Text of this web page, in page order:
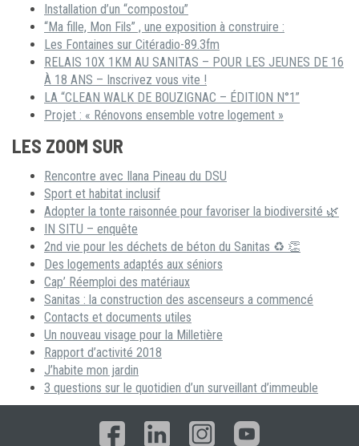
Installation d’un “compostou”
“Ma fille, Mon Fils” , une exposition à construire :
Les Fontaines sur Citéradio-89.3fm
RELAIS 10X 1KM AU SANITAS – POUR LES JEUNES DE 16
À 18 ANS – Inscrivez vous vite !
LA “CLEAN WALK DE BOUZIGNAC – ÉDITION N°1”
Projet : « Rénovons ensemble votre logement »
LES ZOOM SUR
Rencontre avec Ilana Pineau du DSU
Sport et habitat inclusif
Adopter la tonte raisonnée pour favoriser la biodiversité 🌿
IN SITU – enquête
2nd vie pour les déchets de béton du Sanitas ♻ 👏
Des logements adaptés aux séniors
Cap’ Réemploi des matériaux
Sanitas : la construction des ascenseurs a commencé
Contacts et documents utiles
Un nouveau visage pour la Milletière
Rapport d’activité 2018
J’habite mon jardin
3 questions sur le quotidien d’un surveillant d’immeuble